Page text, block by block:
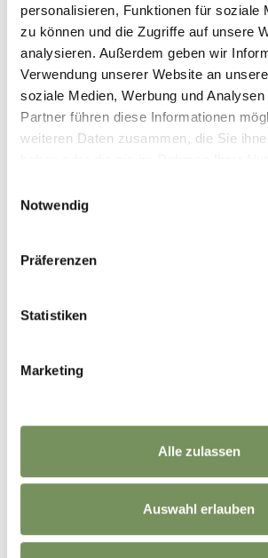
personalisieren, Funktionen für soziale
zu können und die Zugriffe auf unsere
analysieren. Außerdem geben wir
Verwendung unserer Website an
soziale Medien, Werbung und
Partner führen diese Informationen
weiteren Daten zusammen, die Sie
Notwendig
Präferenzen
Statistiken
Marketing
Alle zulassen
Auswahl erlauben
WAR DER INHALT FÜR DICH
JA NEIN